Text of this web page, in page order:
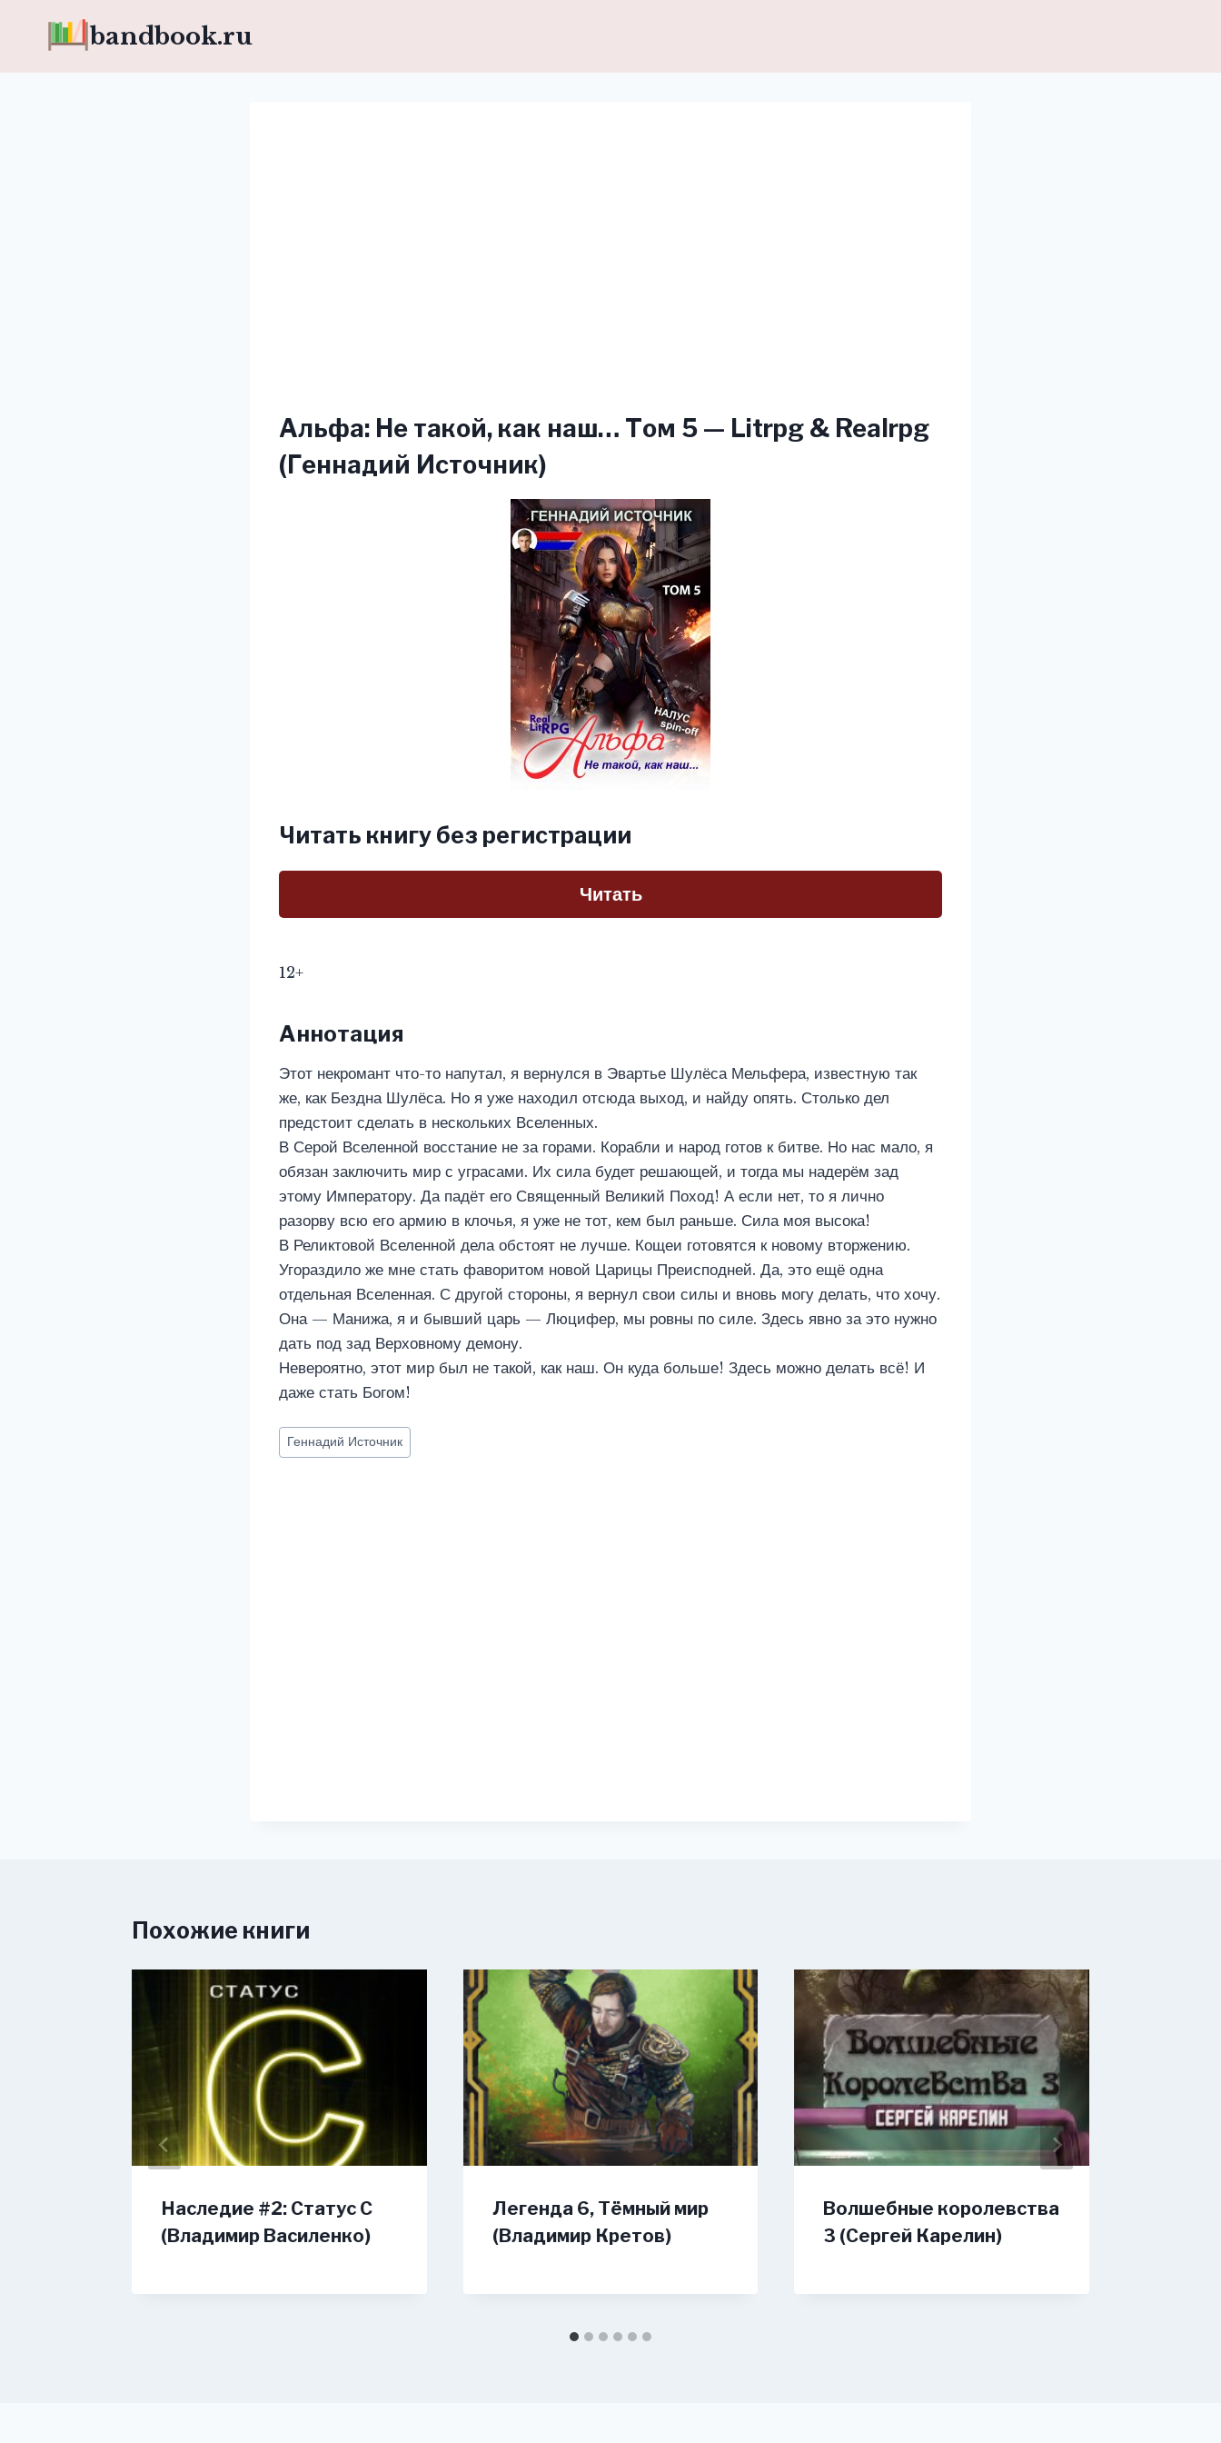
bandbook.ru
Альфа: Не такой, как наш… Том 5 — Litrpg & Realrpg
(Геннадий Источник)
Читать книгу без регистрации
Читать
12+
Аннотация
Этот некромант что-то напутал, я вернулся в Эвартье Шулёса Мельфера, известную так
же, как Бездна Шулёса. Но я уже находил отсюда выход, и найду опять. Столько дел
предстоит сделать в нескольких Вселенных.
В Серой Вселенной восстание не за горами. Корабли и народ готов к битве. Но нас мало, я
обязан заключить мир с уграсами. Их сила будет решающей, и тогда мы надерём зад
этому Императору. Да падёт его Священный Великий Поход! А если нет, то я лично
разорву всю его армию в клочья, я уже не тот, кем был раньше. Сила моя высока!
В Реликтовой Вселенной дела обстоят не лучше. Кощеи готовятся к новому вторжению.
Угораздило же мне стать фаворитом новой Царицы Преисподней. Да, это ещё одна
отдельная Вселенная. С другой стороны, я вернул свои силы и вновь могу делать, что хочу.
Она — Манижа, я и бывший царь — Люцифер, мы ровны по силе. Здесь явно за это нужно
дать под зад Верховному демону.
Невероятно, этот мир был не такой, как наш. Он куда больше! Здесь можно делать всё! И
даже стать Богом!
Метки
записи:
Геннадий Источник
Похожие книги
Наследие #2: Статус C
(Владимир Василенко)
Легенда 6, Тёмный мир
(Владимир Кретов)
Волшебные королевства
3 (Сергей Карелин)